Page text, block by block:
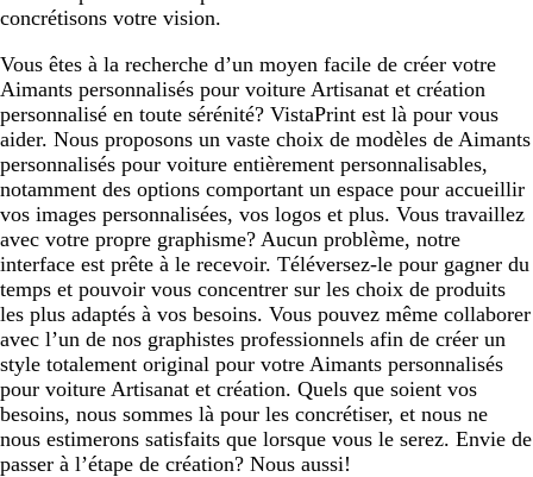
concrétisons votre vision.
Vous êtes à la recherche d’un moyen facile de créer votre
Aimants personnalisés pour voiture Artisanat et création
personnalisé en toute sérénité? VistaPrint est là pour vous
aider. Nous proposons un vaste choix de modèles de Aimants
personnalisés pour voiture entièrement personnalisables,
notamment des options comportant un espace pour accueillir
vos images personnalisées, vos logos et plus. Vous travaillez
avec votre propre graphisme? Aucun problème, notre
interface est prête à le recevoir. Téléversez-le pour gagner du
temps et pouvoir vous concentrer sur les choix de produits
les plus adaptés à vos besoins. Vous pouvez même collaborer
avec l’un de nos graphistes professionnels afin de créer un
style totalement original pour votre Aimants personnalisés
pour voiture Artisanat et création. Quels que soient vos
besoins, nous sommes là pour les concrétiser, et nous ne
nous estimerons satisfaits que lorsque vous le serez. Envie de
passer à l’étape de création? Nous aussi!